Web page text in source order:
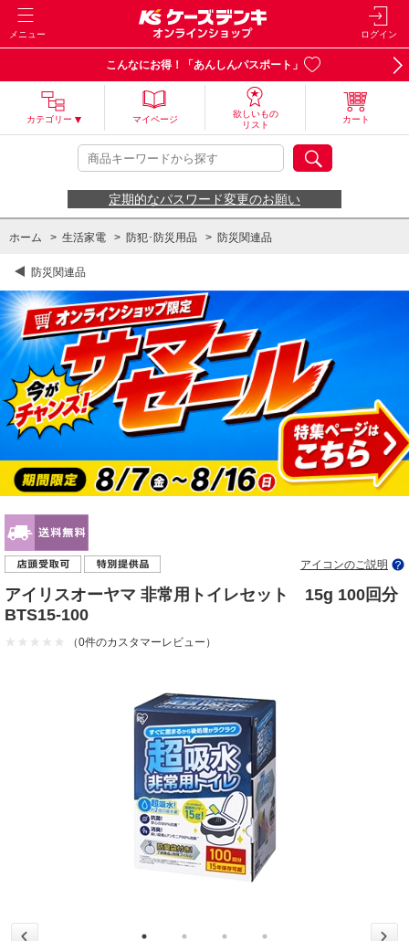
メニュー ログイン
こんなにお得！「あんしんパスポート」
カテゴリー マイページ
欲しいもの
リスト
カート
定期的なパスワード変更のお願い
ホーム > 生活家電 > 防犯･防災用品 > 防災関連品
防災関連品
アイコンのご説明
アイリスオーヤマ 非常用トイレセット 15g 100回分
BTS15-100
（0件のカスタマーレビュー）